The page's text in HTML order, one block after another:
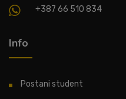
+387 66 510 834
Info
Postani student